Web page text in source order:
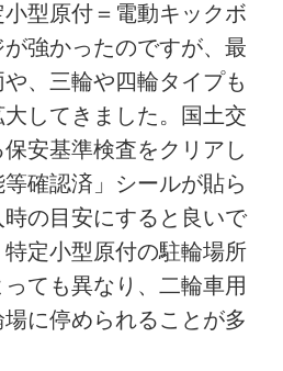
型原付＝電動キックボ
強かったのですが、最
、三輪や四輪タイプも
してきました。国土交
安基準検査をクリアし
確認済」シールが貼ら
の目安にすると良いで
定小型原付の駐輪場所
ても異なり、二輪車用
に停められることが多